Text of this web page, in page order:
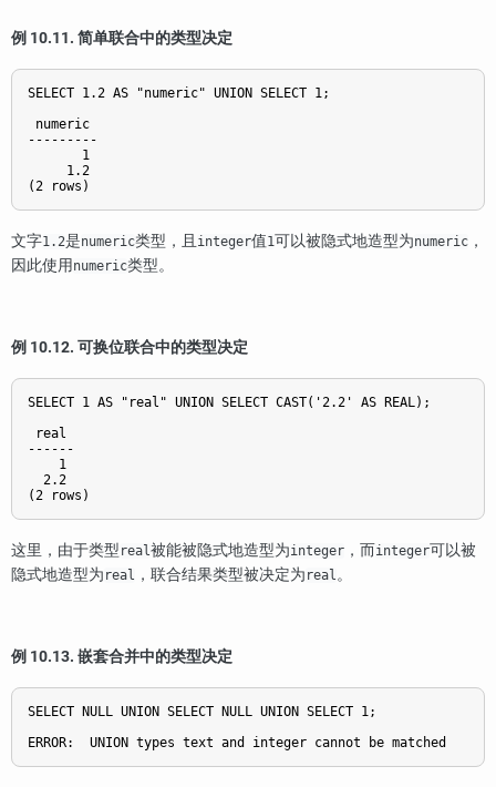
例 10.11. 简单联合中的类型决定
SELECT 1.2 AS "numeric" UNION SELECT 1;
numeric
---------
       1
     1.2
文字1.2是numeric类型，且 integer值1可以被隐式地造型为numeric ，
因此使用 numeric类型。
例 10.12. 可换位联合中的类型决定
SELECT 1 AS "real" UNION SELECT CAST('2.2' AS REAL);
real
------
    1
  2.2
这里，由于类型 real被能被隐式地造型为integer ，而integer可以被
隐式地造型为 real ，联合结果类型被决定为 real。
例 10.13. 嵌套合并中的类型决定
SELECT NULL UNION SELECT NULL UNION SELECT 1;